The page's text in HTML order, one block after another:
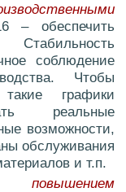
– обеспечить
Стабильность
соблюдение
Чтобы
графики
реальные
возможности,
обслуживания
и т.п.